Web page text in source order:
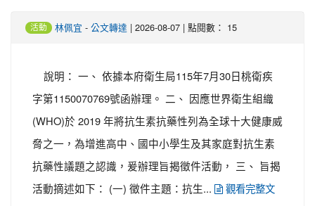
活動 林佩宜 - 公文轉達 | 2026-08-07 | 點閱數： 15
說明： 一、 依據本府衛生局115年7月30日桃衛疾
字第1150070769號函辦理。 二、 因應世界衛生組織
(WHO)於 2019 年將抗生素抗藥性列為全球十大健康威
脅之一，為增進高中、國中小學生及其家庭對抗生素
抗藥性議題之認識，爰辦理旨揭徵件活動， 三、 旨揭
活動摘述如下： (一) 徵件主題：抗生...
觀看完整文